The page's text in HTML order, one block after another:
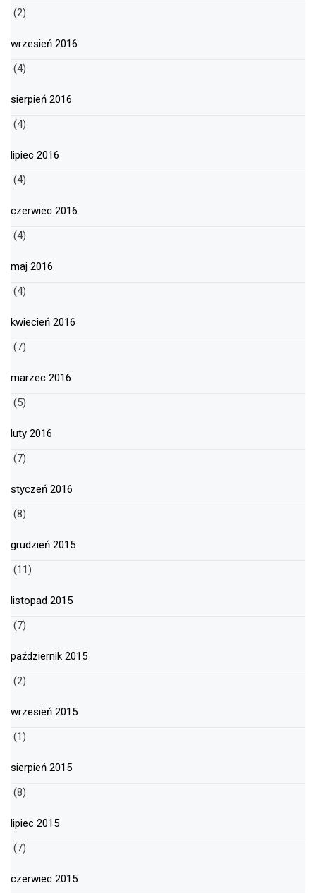
(2)
wrzesień 2016
(4)
sierpień 2016
(4)
lipiec 2016
(4)
czerwiec 2016
(4)
maj 2016
(4)
kwiecień 2016
(7)
marzec 2016
(5)
luty 2016
(7)
styczeń 2016
(8)
grudzień 2015
(11)
listopad 2015
(7)
październik 2015
(2)
wrzesień 2015
(1)
sierpień 2015
(8)
lipiec 2015
(7)
czerwiec 2015